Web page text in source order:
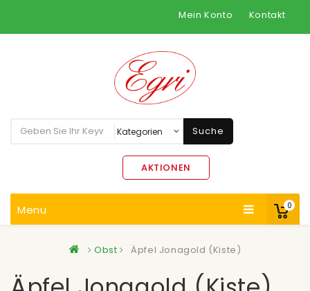
Mein Konto Kontakt
0
Suche
AKTIONEN
Menu
Obst Äpfel Jonagold (Kiste)